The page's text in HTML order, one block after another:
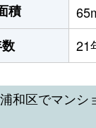
積
21
和区でマンシ